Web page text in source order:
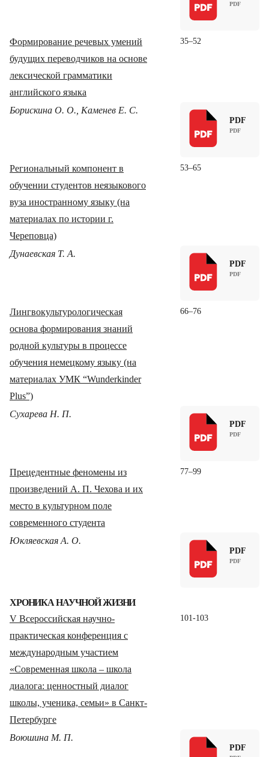
Формирование речевых умений
будущих переводчиков на основе
лексической грамматики
английского языка
35–52
Борискина О. О., Каменев Е. С.
PDF
Региональный компонент в
обучении студентов неязыкового
вуза иностранному языку (на
материалах по истории г.
Череповца)
53–65
Дунаевская Т. А.
PDF
Лингвокультурологическая
основа формирования знаний
родной культуры в процессе
обучения немецкому языку (на
материалах УМК “Wunderkinder
Plus”)
66–76
Сухарева Н. П.
PDF
Прецедентные феномены из
произведений А. П. Чехова и их
место в культурном поле
современного студента
77–99
Юкляевская А. О.
PDF
ХРОНИКА НАУЧНОЙ ЖИЗНИ
V Всероссийская научно-
практическая конференция с
международным участием
«Современная школа – школа
диалога: ценностный диалог
школы, ученика, семьи» в Санкт-
Петербурге
101-103
Воюшина М. П.
PDF